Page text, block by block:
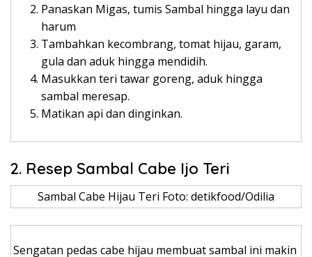
Panaskan Migas, tumis Sambal hingga layu dan
harum
Tambahkan kecombrang, tomat hijau, garam,
gula dan aduk hingga mendidih.
Masukkan teri tawar goreng, aduk hingga
sambal meresap.
Matikan api dan dinginkan.
2. Resep Sambal Cabe Ijo Teri
Sambal Cabe Hijau Teri Foto: detikfood/Odilia
Sengatan pedas cabe hijau membuat sambal ini makin